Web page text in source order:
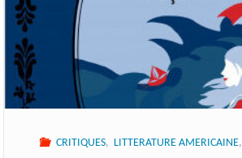
CRITIQUES, LITTERATURE AMERICAINE,